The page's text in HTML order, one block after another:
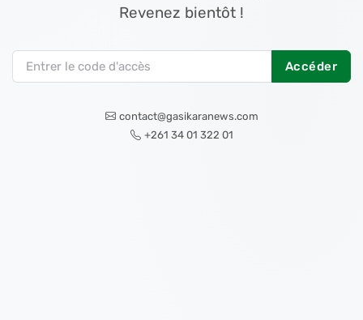
Revenez bientôt !
Accéder
contact@gasikaranews.com
+261 34 01 322 01